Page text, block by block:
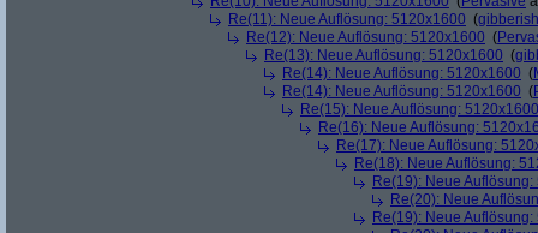
Re(11): Neue Auflösung: 5120x1600 (gibberish
Re(12): Neue Auflösung: 5120x1600 (
Re(13): Neue Auflösung: 5120x1600 (
Re(14): Neue Auflösung: 5120x1600 (
Re(14): Neue Auflösung: 5120x1600 (
Re(15): Neue Auflösung: 5120x1600
Re(16): Neue Auflösung:
Re(17): Neue Auflösung:
Re(18): Neue Auflösung:
Re(19): Neue
Re(20): Neue
Re(19): Neue